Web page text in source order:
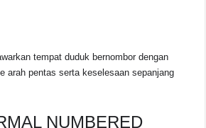
tempat duduk bernombor dengan
arah pentas serta keselesaan sepanjang
NUMBERED